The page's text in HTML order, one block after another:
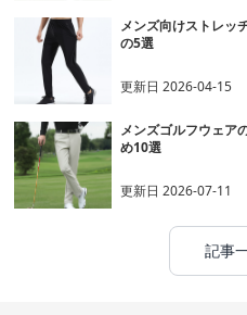
メンズ向けストレッ
の5選
更新日2026-04-15
メンズゴルフウェア
め10選
更新日2026-07-11
記事